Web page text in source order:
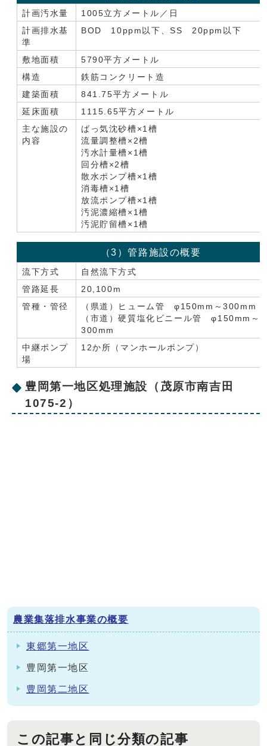
計画汚水量
1005立方メートル／日
計画排水基
準
BOD 10ppm以下、SS 20ppm以下
敷地面積
5790平方メートル
構造
鉄筋コンクリート造
建築面積
841.75平方メートル
延床面積
1115.65平方メートル
主な施設の
内容
ばっ気沈砂槽×1槽
流量調整槽×2槽
汚水計量槽×1槽
回分槽×2槽
散水ポンプ槽×1槽
消毒槽×1槽
放流ポンプ槽×1槽
汚泥濃縮槽×1槽
汚泥貯留槽×1槽
（3）管路施設の概要
流下方式
自然流下方式
管路延長
20,100m
管種・管径
（県道）ヒューム管 φ150mm～300mm
（市道）硬質塩化ビニール管 φ150mm～
300mm
中継ポンプ
場
12か所（マンホールポンプ）
豊岡第一地区処理施設（茂原市南吉田
1075-2）
農業集落排水事業の概要
東郷第一地区
豊岡第一地区
豊岡第二地区
この記事と同じ分類の記事